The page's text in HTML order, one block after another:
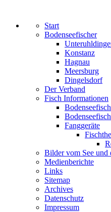
Start
Bodenseefischer
Konstanz
Hagnau
Meersburg
Dingelsdorf
Der Verband
Fisch Informationen
Fanggeräte
Bilder vom See und
Medienberichte
Links
Sitemap
Archives
Datenschutz
Impressum